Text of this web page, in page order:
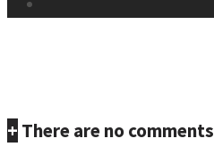
+ There are no comments